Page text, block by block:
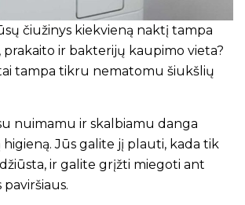
čiužinys kiekvieną naktį tampa
ir bakterijų kaupimo vieta?
tampa tikru nematomu šiukšlių
nuimamu ir skalbiamu danga
Jūs galite jį plauti, kada tik
ir galite grįžti miegoti ant
paviršiaus.